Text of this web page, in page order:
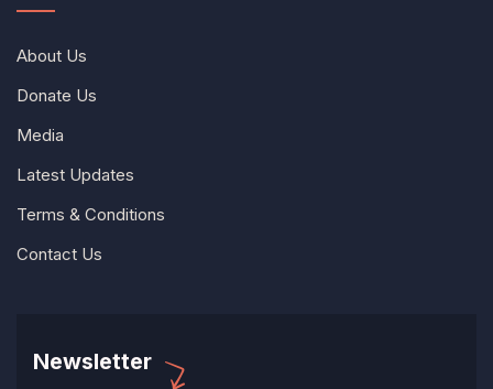
About Us
Donate Us
Media
Latest Updates
Terms & Conditions
Contact Us
Newsletter